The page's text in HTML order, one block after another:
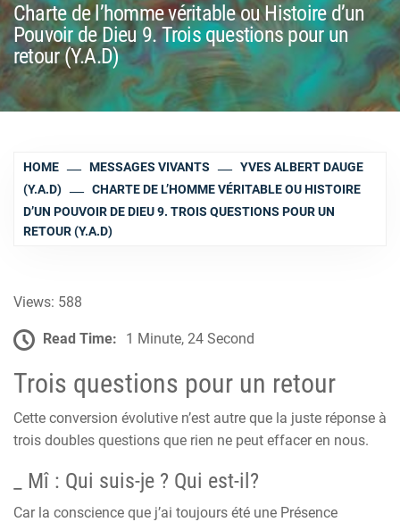
Charte de l’homme véritable ou Histoire d’un
Pouvoir de Dieu 9. Trois questions pour un
retour (Y.A.D)
HOME MESSAGES VIVANTS
YVES ALBERT DAUGE
(Y.A.D)
CHARTE DE L’HOMME VÉRITABLE OU HISTOIRE
D’UN POUVOIR DE DIEU 9. TROIS QUESTIONS POUR UN
RETOUR (Y.A.D)
Views: 588
Read Time: 1 Minute, 24 Second
Trois questions pour un retour
Cette conversion évolutive n’est autre que la juste réponse à
trois doubles questions que rien ne peut effacer en nous.
Mî : Qui suis-je ? Qui est-il?
Car la conscience que j’ai toujours été une Présence